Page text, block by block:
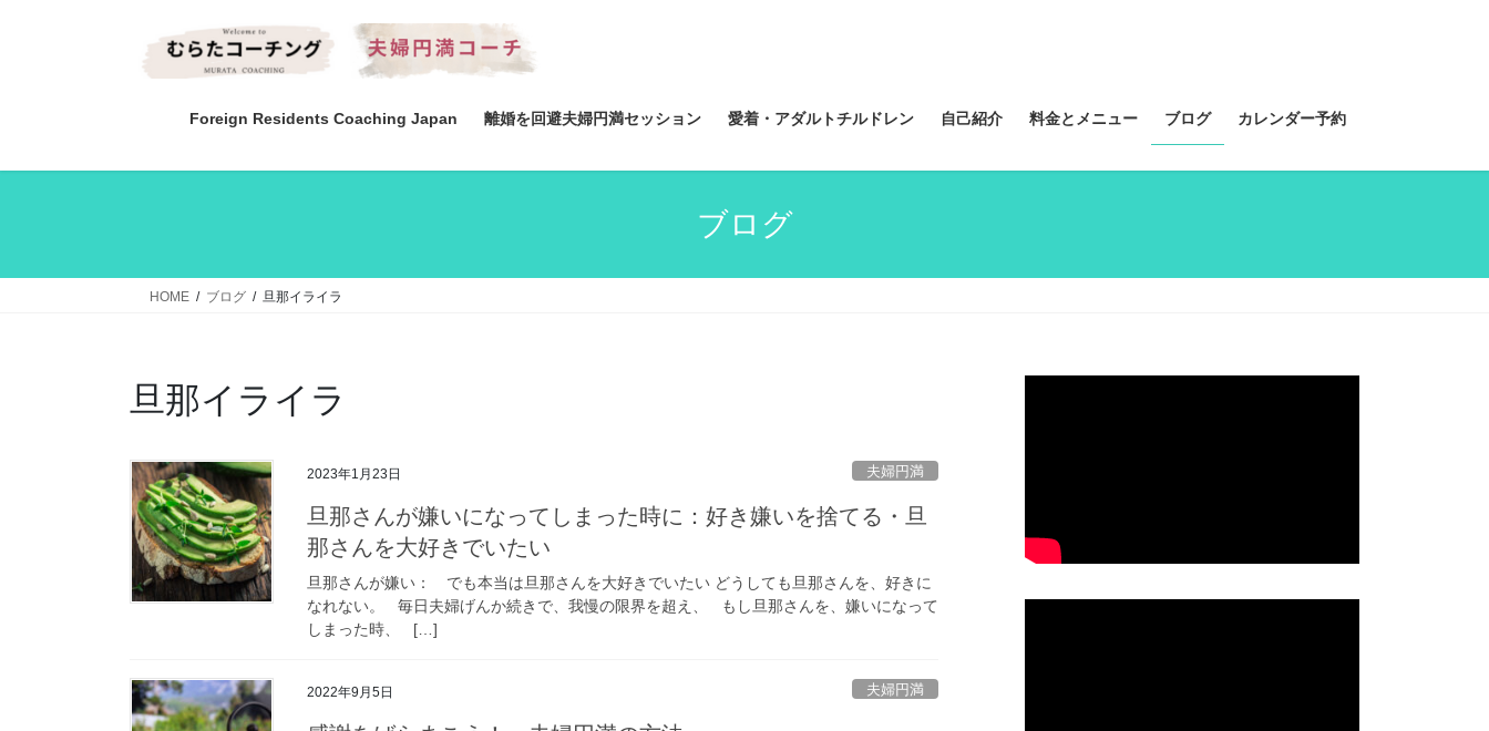
ス
ン
Foreign Residents Coaching Japan 離婚を回避夫婦円満セッション 愛着・アダルトチルドレン 自己紹介 料金とメニュー ブログ カレンダー予約
ブログ
HOME ブログ 旦那イライラ
旦那イライラ
2023年1月23日 夫婦円満
旦那さんが嫌いになってしまった時に：好き嫌いを捨てる・旦
那さんを大好きでいたい
旦那さんが嫌い： でも本当は旦那さんを大好きでいたい どうしても旦那さんを、好きに
なれない。 毎日夫婦げんか続きで、我慢の限界を超え、 もし旦那さんを、嫌いになって
しまった時、 […]
2022年9月5日 夫婦円満